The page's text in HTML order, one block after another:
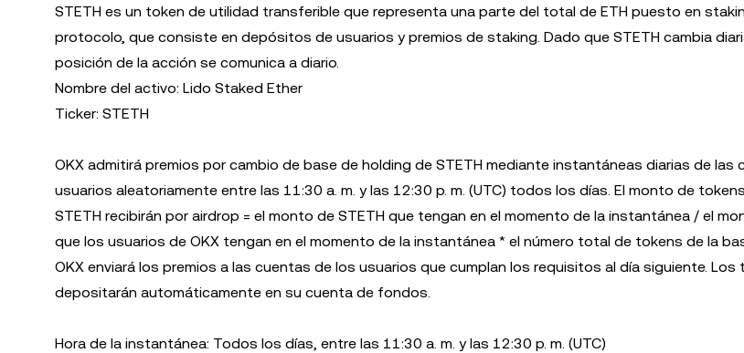
STETH es un token de utilidad transferible que representa una parte del total de ETH puesto en
protocolo, que consiste en depósitos de usuarios y premios de staking. Dado que STETH cambia
posición de la acción se comunica a diario.
Nombre del activo: Lido Staked Ether
Ticker: STETH
OKX admitirá premios por cambio de base de holding de STETH mediante instantáneas diarias de las
usuarios aleatoriamente entre las 11:30 a. m. y las 12:30 p. m. (UTC) todos los días. El monto de
STETH recibirán por airdrop = el monto de STETH que tengan en el momento de la instantánea / el
que los usuarios de OKX tengan en el momento de la instantánea * el número total de tokens de la
OKX enviará los premios a las cuentas de los usuarios que cumplan los requisitos al día siguiente. Los
depositarán automáticamente en su cuenta de fondos.
Hora de la instantánea: Todos los días, entre las 11:30 a. m. y las 12:30 p. m. (UTC)